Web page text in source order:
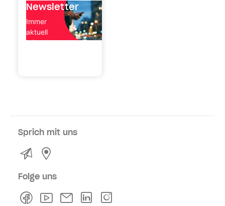
News­letter
Immer
aktuell
informiert
Sprich mit uns
Kontakt
Folge uns
FacebookYoutubeNewsletterLinkedln